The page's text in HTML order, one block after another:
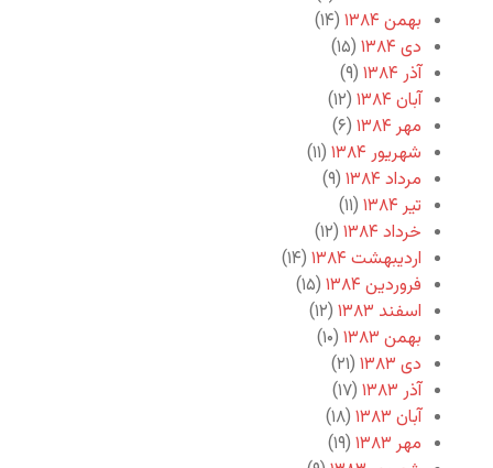
بهمن ۱۳۸۴
(۱۴)
دی ۱۳۸۴
(۱۵)
آذر ۱۳۸۴
(۹)
آبان ۱۳۸۴
(۱۲)
مهر ۱۳۸۴
(۶)
شهریور ۱۳۸۴
(۱۱)
مرداد ۱۳۸۴
(۹)
تیر ۱۳۸۴
(۱۱)
خرداد ۱۳۸۴
(۱۲)
اردیبهشت ۱۳۸۴
(۱۴)
فروردین ۱۳۸۴
(۱۵)
اسفند ۱۳۸۳
(۱۲)
بهمن ۱۳۸۳
(۱۰)
دی ۱۳۸۳
(۲۱)
آذر ۱۳۸۳
(۱۷)
آبان ۱۳۸۳
(۱۸)
مهر ۱۳۸۳
(۱۹)